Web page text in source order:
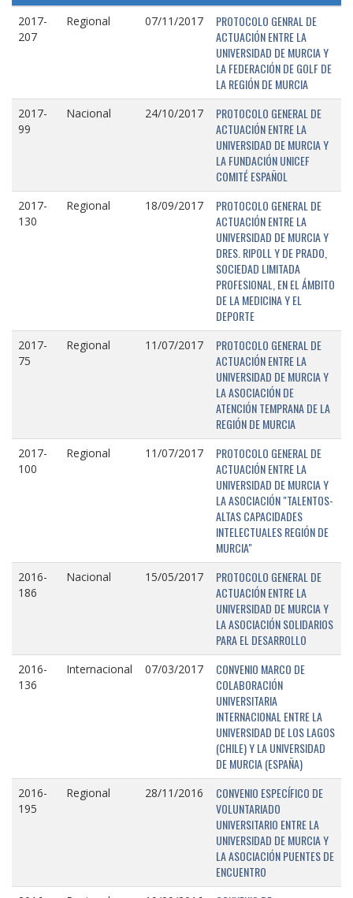
2017-
207
Regional 07/11/2017
PROTOCOLO GENRAL DE
ACTUACIÓN ENTRE LA
UNIVERSIDAD DE MURCIA Y
LA FEDERACIÓN DE GOLF DE
LA REGIÓN DE MURCIA
2017-
99
Nacional 24/10/2017
PROTOCOLO GENERAL DE
ACTUACIÓN ENTRE LA
UNIVERSIDAD DE MURCIA Y
LA FUNDACIÓN UNICEF
COMITÉ ESPAÑOL
2017-
130
Regional 18/09/2017
PROTOCOLO GENERAL DE
ACTUACIÓN ENTRE LA
UNIVERSIDAD DE MURCIA Y
DRES. RIPOLL Y DE PRADO,
SOCIEDAD LIMITADA
PROFESIONAL, EN EL ÁMBITO
DE LA MEDICINA Y EL
DEPORTE
2017-
75
Regional 11/07/2017
PROTOCOLO GENERAL DE
ACTUACIÓN ENTRE LA
UNIVERSIDAD DE MURCIA Y
LA ASOCIACIÓN DE
ATENCIÓN TEMPRANA DE LA
REGIÓN DE MURCIA
2017-
100
Regional 11/07/2017
PROTOCOLO GENERAL DE
ACTUACIÓN ENTRE LA
UNIVERSIDAD DE MURCIA Y
LA ASOCIACIÓN "TALENTOS-
ALTAS CAPACIDADES
INTELECTUALES REGIÓN DE
MURCIA"
2016-
186
Nacional 15/05/2017
PROTOCOLO GENERAL DE
ACTUACIÓN ENTRE LA
UNIVERSIDAD DE MURCIA Y
LA ASOCIACIÓN SOLIDARIOS
PARA EL DESARROLLO
2016-
136
Internacional 07/03/2017
CONVENIO MARCO DE
COLABORACIÓN
UNIVERSITARIA
INTERNACIONAL ENTRE LA
UNIVERSIDAD DE LOS LAGOS
(CHILE) Y LA UNIVERSIDAD
DE MURCIA (ESPAÑA)
2016-
195
Regional 28/11/2016
CONVENIO ESPECÍFICO DE
VOLUNTARIADO
UNIVERSITARIO ENTRE LA
UNIVERSIDAD DE MURCIA Y
LA ASOCIACIÓN PUENTES DE
ENCUENTRO